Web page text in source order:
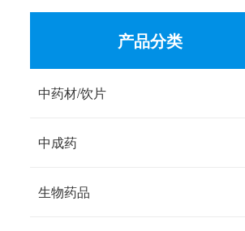
产品分类
中药材/饮片
中成药
生物药品